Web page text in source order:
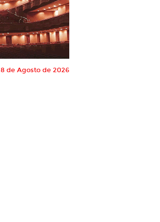
8 de Agosto de 2026